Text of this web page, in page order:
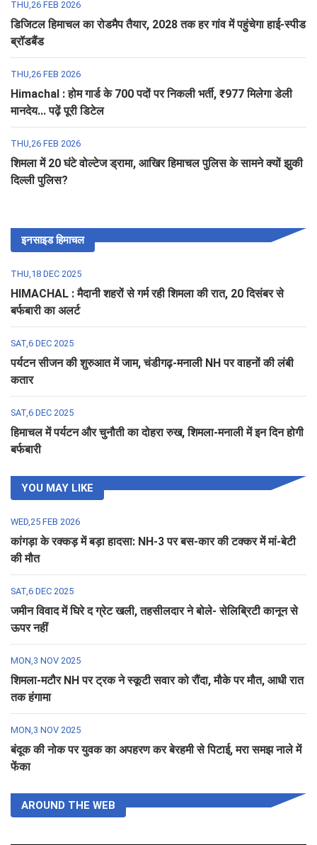
THU,26 FEB 2026
डिजिटल हिमाचल का रोडमैप तैयार, 2028 तक हर गांव में पहुंचेगा हाई-स्पीड
ब्रॉडबैंड
THU,26 FEB 2026
Himachal : होम गार्ड के 700 पदों पर निकली भर्ती, ₹977 मिलेगा डेली
मानदेय... पढ़ें पूरी डिटेल
THU,26 FEB 2026
शिमला में 20 घंटे वोल्टेज ड्रामा, आखिर हिमाचल पुलिस के सामने क्यों झुकी
दिल्ली पुलिस?
इनसाइड हिमाचल
THU,18 DEC 2025
HIMACHAL : मैदानी शहरों से गर्म रही शिमला की रात, 20 दिसंबर से
बर्फबारी का अलर्ट
SAT,6 DEC 2025
पर्यटन सीजन की शुरुआत में जाम, चंडीगढ़-मनाली NH पर वाहनों की लंबी
कतार
SAT,6 DEC 2025
हिमाचल में पर्यटन और चुनौती का दोहरा रुख, शिमला-मनाली में इन दिन होगी
बर्फबारी
YOU MAY LIKE
WED,25 FEB 2026
कांगड़ा के रक्कड़ में बड़ा हादसा: NH-3 पर बस-कार की टक्कर में मां-बेटी
की मौत
SAT,6 DEC 2025
जमीन विवाद में घिरे द ग्रेट खली, तहसीलदार ने बोले- सेलिब्रिटी कानून से
ऊपर नहीं
MON,3 NOV 2025
शिमला-मटौर NH पर ट्रक ने स्कूटी सवार को रौंदा, मौके पर मौत, आधी रात
तक हंगामा
MON,3 NOV 2025
बंदूक की नोक पर युवक का अपहरण कर बेरहमी से पिटाई, मरा समझ नाले में
फेंका
AROUND THE WEB